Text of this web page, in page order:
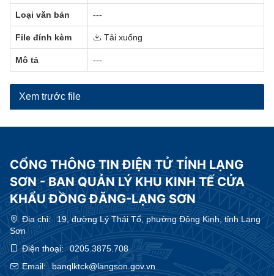
Loại văn bản ---
File đính kèm Tải xuống
Mô tả ---
Xem trước file
CỔNG THÔNG TIN ĐIỆN TỬ TỈNH LẠNG
SƠN - BAN QUẢN LÝ KHU KINH TẾ CỬA
KHẨU ĐỒNG ĐĂNG-LẠNG SƠN
Địa chỉ:
19, đường Lý Thái Tổ, phường Đông Kinh, tỉnh Lạng
Sơn
Điện thoại:
0205.3875.708
Email:
banqlktck@langson.gov.vn